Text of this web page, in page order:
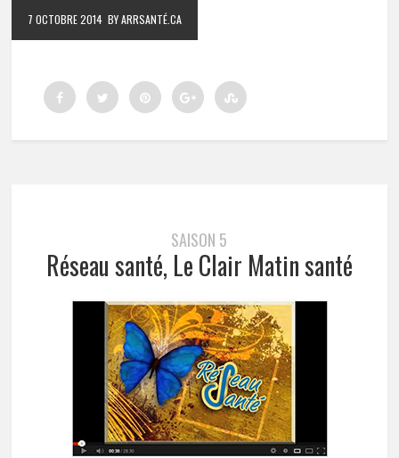
7 OCTOBRE 2014 BY ARRSANTÉ.CA
SAISON 5
Réseau santé, Le Clair Matin santé